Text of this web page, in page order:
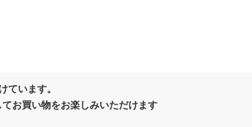
ています。
お買い物をお楽しみいただけます